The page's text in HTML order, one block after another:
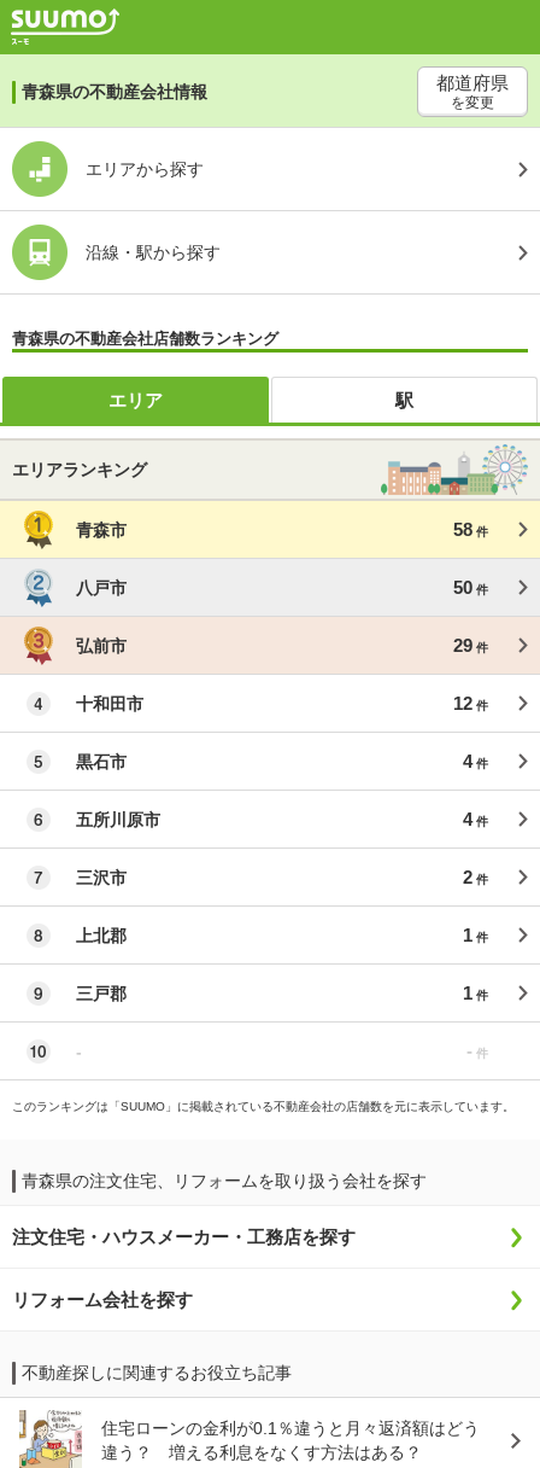
青森県の不動産会社情報 都道府県
を変更
エリアから探す
沿線・駅から探す
青森県の不動産会社店舗数ランキング
エリア 駅
エリアランキング
青森市 58 件
八戸市 50 件
弘前市 29 件
十和田市 12 件
黒石市 4件
五所川原市 4件
三沢市 2 件
上北郡 1 件
三戸郡 1 件
- - 件
このランキングは「SUUMO」に掲載されている不動産会社の店舗数を元に表示しています。
青森県の注文住宅、リフォームを取り扱う会社を探す
注文住宅・ハウスメーカー・工務店を探す
リフォーム会社を探す
不動産探しに関連するお役立ち記事
住宅ローンの金利が0.1％違うと月々返済額はどう
違う？ 増える利息をなくす方法はある？